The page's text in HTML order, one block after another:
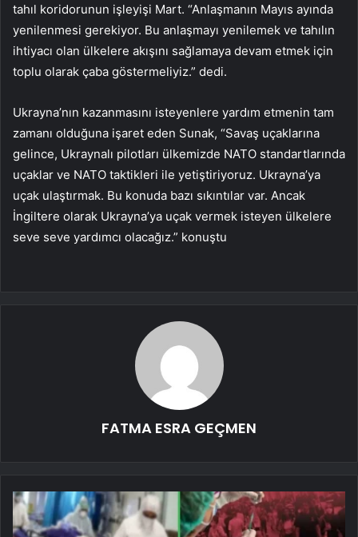
tahıl koridorunun işleyişi Mart. “Anlaşmanın Mayıs ayında
yenilenmesi gerekiyor. Bu anlaşmayı yenilemek ve tahılın
ihtiyacı olan ülkelere akışını sağlamaya devam etmek için
toplu olarak çaba göstermeliyiz.” dedi.
Ukrayna’nın kazanmasını isteyenlere yardım etmenin tam
zamanı olduğuna işaret eden Sunak, “Savaş uçaklarına
gelince, Ukraynalı pilotları ülkemizde NATO standartlarında
uçaklar ve NATO taktikleri ile yetiştiriyoruz. Ukrayna’ya
uçak ulaştırmak. Bu konuda bazı sıkıntılar var. Ancak
İngiltere olarak Ukrayna’ya uçak vermek isteyen ülkelere
seve seve yardımcı olacağız.” konuştu
FATMA ESRA GEÇMEN